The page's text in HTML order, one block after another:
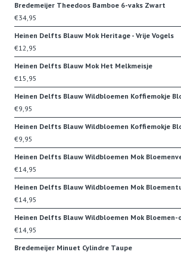
Bredemeijer Theedoos Bamboe 6-vaks Zwart
€34,95
Heinen Delfts Blauw Mok Heritage - Vrije Vogels
€12,95
Heinen Delfts Blauw Mok Het Melkmeisje
€15,95
Heinen Delfts Blauw Wildbloemen Koffiemokje
€9,95
Heinen Delfts Blauw Wildbloemen Koffiemokje
€9,95
Heinen Delfts Blauw Wildbloemen Mok
€14,95
Heinen Delfts Blauw Wildbloemen Mok
€14,95
Heinen Delfts Blauw Wildbloemen Mok Bloemen-
€14,95
Bredemeijer Minuet Cylindre Taupe